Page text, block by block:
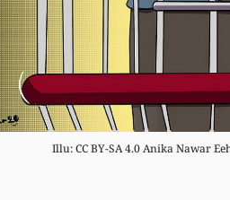
Illu: CC BY-SA 4.0 Anika Nawar